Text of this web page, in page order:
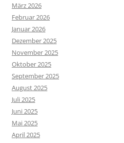
März 2026
Februar 2026
Januar 2026
Dezember 2025
November 2025
Oktober 2025
September 2025
August 2025
Juli 2025
Juni 2025
Mai 2025
April 2025